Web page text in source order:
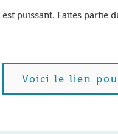
puissant. Faites partie
Voici le lien